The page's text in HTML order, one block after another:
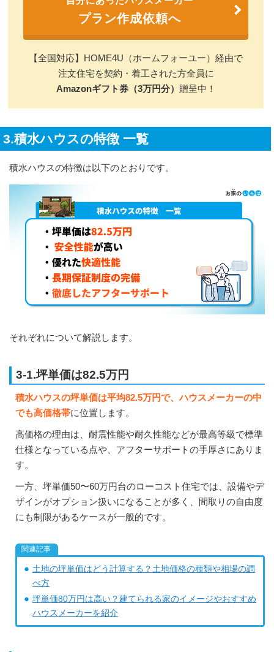
プラン作成依頼へ
【全国対応】HOME4U（ホームフォーユー）経由で
注文住宅を契約・着工された方全員に
Amazonギフト券（3万円分） 贈呈中！
3.積水ハウスの特徴 一覧
積水ハウスの特徴は以下のとおりです。
それぞれについて解説します。
3-1.坪単価は82.5万円
積水ハウスの坪単価は平均82.5万円で、ハウスメーカーの中
でも高価格帯に位置します。
高価格の理由は、耐震性能や耐久性能などが最高等級で標準
仕様となっている点や、アフターサポートの手厚さにありま
す。
一方、坪単価50〜60万円台のローコスト住宅では、設備やデ
ザインがオプション扱いになることが多く、間取りの自由度
にも制限があるケースが一般的です。
土地の坪単価はどう計算する？土地価格の種類や相場の調
べ方
坪単価80万円は高い？建てられる家のイメージやおすすめ
ハウスメーカーを紹介